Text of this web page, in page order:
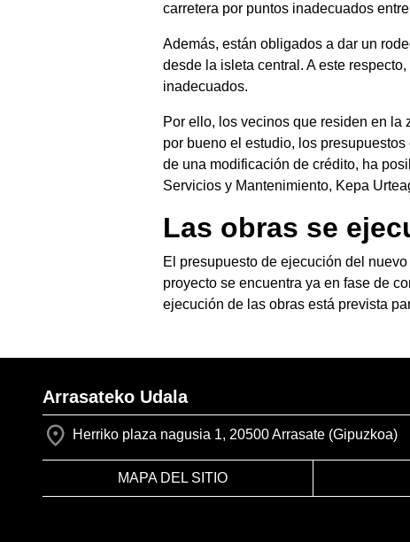
carretera por puntos inadecuados
Además, están obligados a dar un
desde la isleta central. A este
inadecuados.
Por ello, los vecinos que residen en
por bueno el estudio, los
de una modificación de crédito, ha
Servicios y Mantenimiento, Kepa
Las obras se
El presupuesto de ejecución del
proyecto se encuentra ya en fase de
ejecución de las obras está prevista
Arrasateko Udala
Herriko plaza nagusia 1, 20500 Arrasate (Gipuzkoa)
MAPA DEL SITIO